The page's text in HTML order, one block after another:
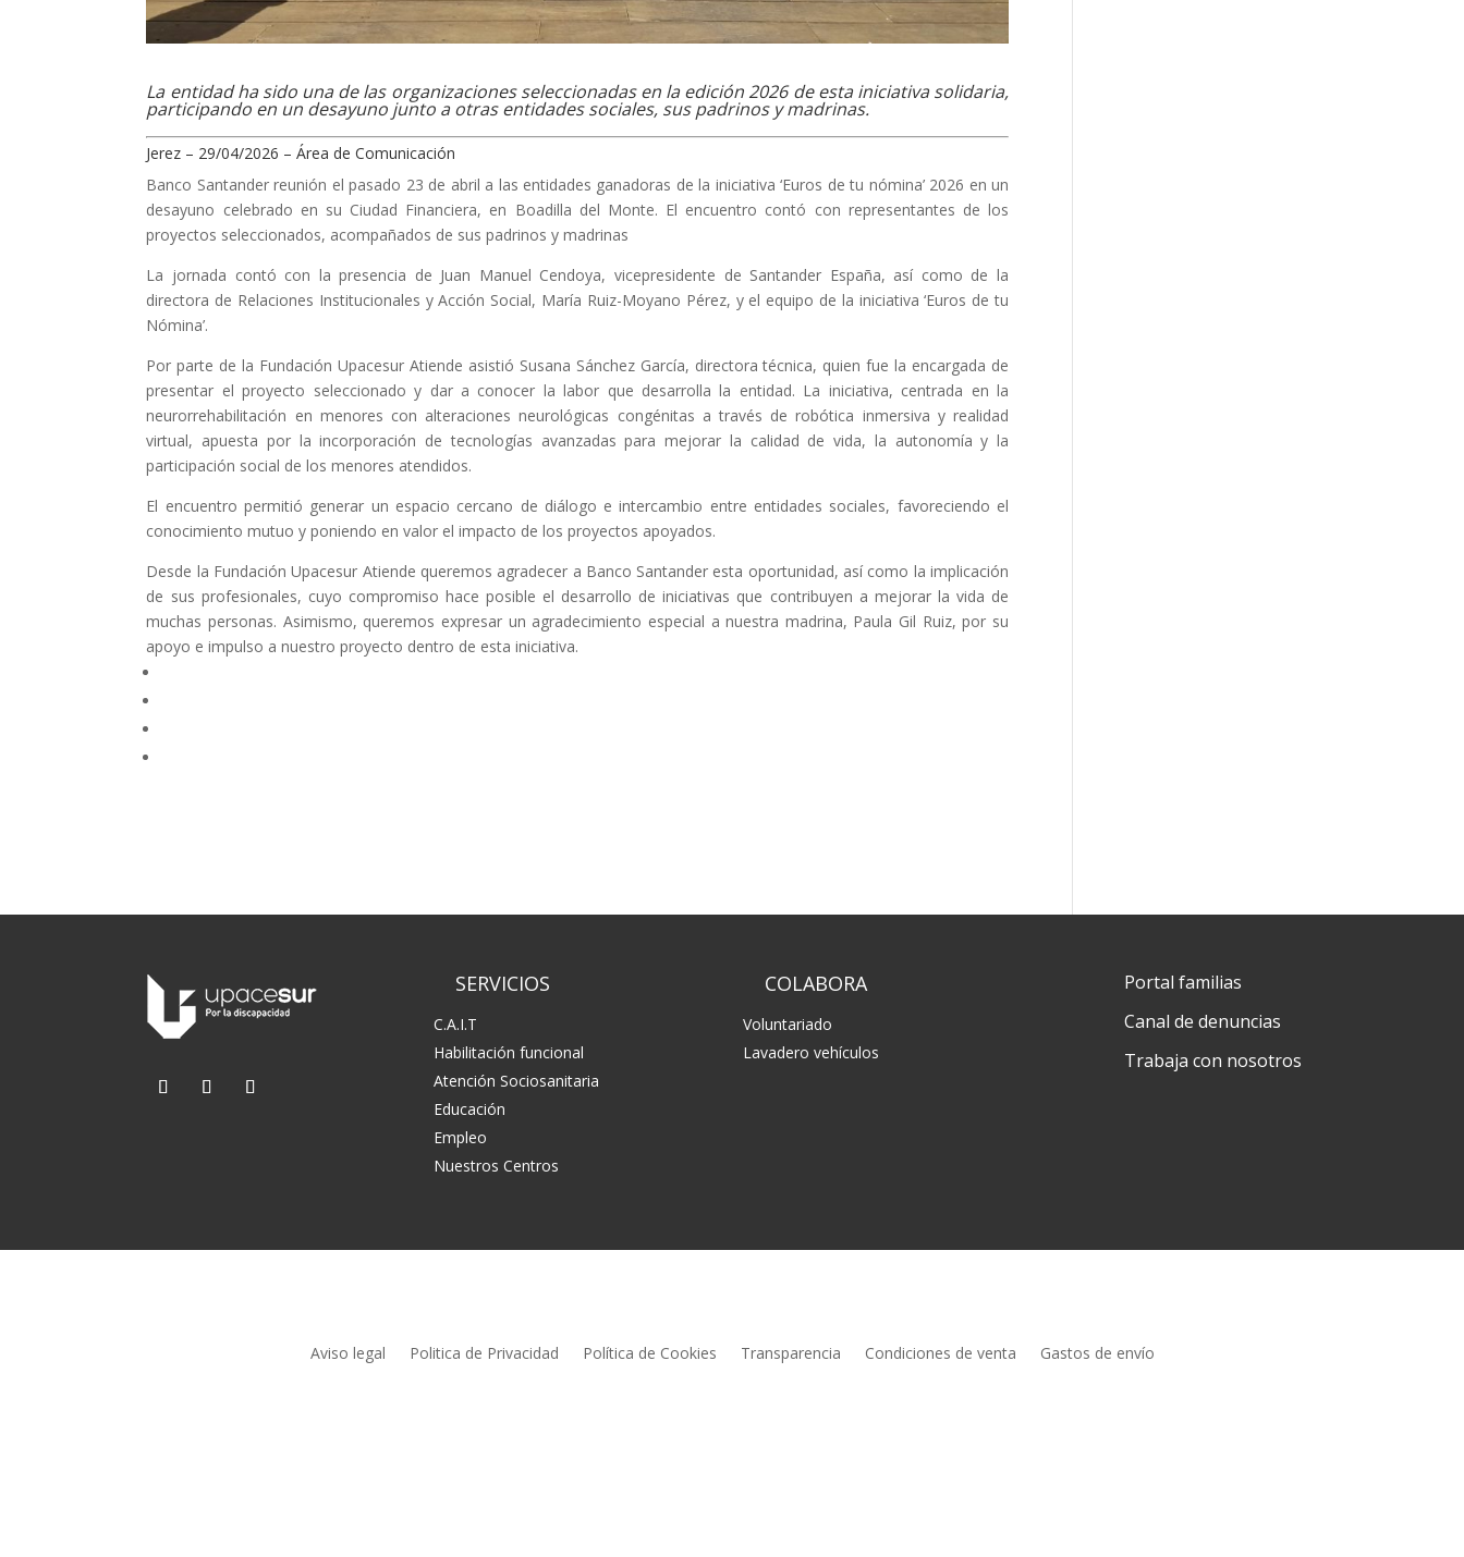
La entidad ha sido una de las organizaciones seleccionadas en la edición 2026 de esta iniciativa solidaria,
participando en un desayuno junto a otras entidades sociales, sus padrinos y madrinas.
Jerez – 29/04/2026 – Área de Comunicación
Banco Santander reunión el pasado 23 de abril a las entidades ganadoras de la iniciativa ‘Euros de tu nómina’ 2026 en un
desayuno celebrado en su Ciudad Financiera, en Boadilla del Monte. El encuentro contó con representantes de los
proyectos seleccionados, acompañados de sus padrinos y madrinas
La jornada contó con la presencia de Juan Manuel Cendoya, vicepresidente de Santander España, así como de la
directora de Relaciones Institucionales y Acción Social, María Ruiz-Moyano Pérez, y el equipo de la iniciativa ‘Euros de tu
Nómina’.
Por parte de la Fundación Upacesur Atiende asistió Susana Sánchez García, directora técnica, quien fue la encargada de
presentar el proyecto seleccionado y dar a conocer la labor que desarrolla la entidad. La iniciativa, centrada en la
neurorrehabilitación en menores con alteraciones neurológicas congénitas a través de robótica inmersiva y realidad
virtual, apuesta por la incorporación de tecnologías avanzadas para mejorar la calidad de vida, la autonomía y la
participación social de los menores atendidos.
El encuentro permitió generar un espacio cercano de diálogo e intercambio entre entidades sociales, favoreciendo el
conocimiento mutuo y poniendo en valor el impacto de los proyectos apoyados.
Desde la Fundación Upacesur Atiende queremos agradecer a Banco Santander esta oportunidad, así como la implicación
de sus profesionales, cuyo compromiso hace posible el desarrollo de iniciativas que contribuyen a mejorar la vida de
muchas personas. Asimismo, queremos expresar un agradecimiento especial a nuestra madrina, Paula Gil Ruiz, por su
apoyo e impulso a nuestro proyecto dentro de esta iniciativa.
SERVICIOS
C.A.I.T
Habilitación funcional
Atención Sociosanitaria
Educación
Empleo
Nuestros Centros
COLABORA
Voluntariado
Lavadero vehículos
Portal familias
Canal de denuncias
Trabaja con nosotros
Aviso legal Politica de Privacidad Política de Cookies Transparencia Condiciones de venta Gastos de envío